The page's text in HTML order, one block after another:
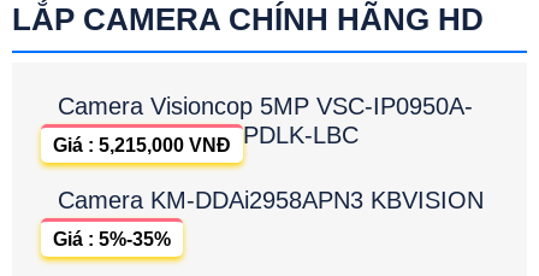
LẮP CAMERA CHÍNH HÃNG HD
Camera Visioncop 5MP VSC-IP0950A-
PDLK-LBC
Giá : 5,215,000 VNĐ
Camera KM-DDAi2958APN3 KBVISION
Giá : 5%-35%